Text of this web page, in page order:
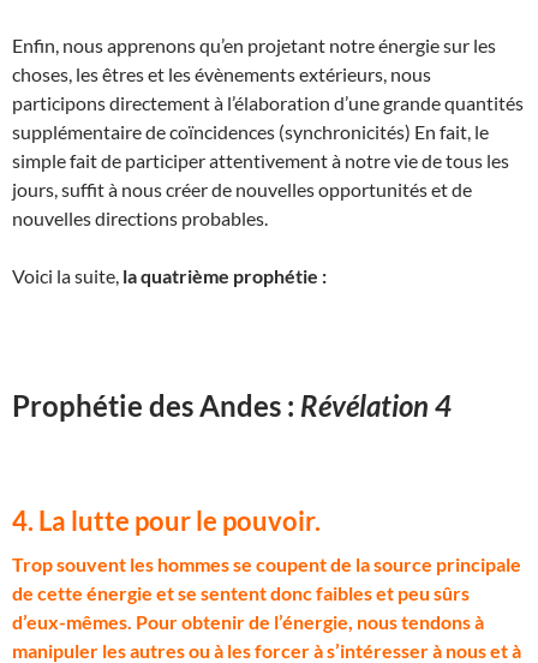
Enfin, nous apprenons qu’en projetant notre énergie sur les
choses, les êtres et les évènements extérieurs, nous
participons directement à l’élaboration d’une grande quantités
supplémentaire de coïncidences (synchronicités) En fait, le
simple fait de participer attentivement à notre vie de tous les
jours, suffit à nous créer de nouvelles opportunités et de
nouvelles directions probables.
Voici la suite, la quatrième prophétie :
Prophétie des Andes : Révélation 4
4. La lutte pour le pouvoir.
Trop souvent les hommes se coupent de la source principale
de cette énergie et se sentent donc faibles et peu sûrs
d’eux-mêmes. Pour obtenir de l’énergie, nous tendons à
manipuler les autres ou à les forcer à s’intéresser à nous et à